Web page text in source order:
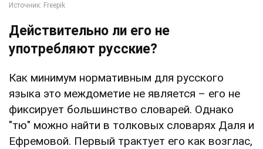
Действительно ли его не
употребляют русские?
Как минимум нормативным для русского
языка это междометие не является – его не
фиксирует большинство словарей. Однако
"тю" можно найти в толковых словарях Даля и
Ефремовой. Первый трактует его как возглас,